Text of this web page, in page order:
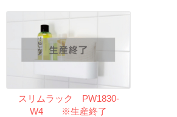
スリムラック PW1830-
W4 ※生産終了